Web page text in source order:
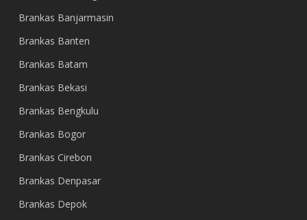
Brankas Banjarmasin
Brankas Banten
Brankas Batam
Brankas Bekasi
Brankas Bengkulu
Brankas Bogor
Brankas Cirebon
Brankas Denpasar
Brankas Depok